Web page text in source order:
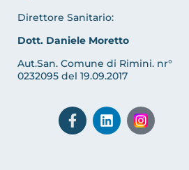
Direttore Sanitario:
Dott. Daniele Moretto
Aut.San. Comune di Rimini. nr°
0232095 del 19.09.2017